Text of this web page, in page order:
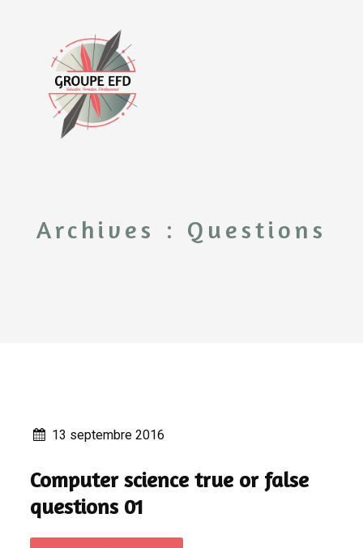
Archives : Questions
13 septembre 2016
Computer science true or false
questions 01